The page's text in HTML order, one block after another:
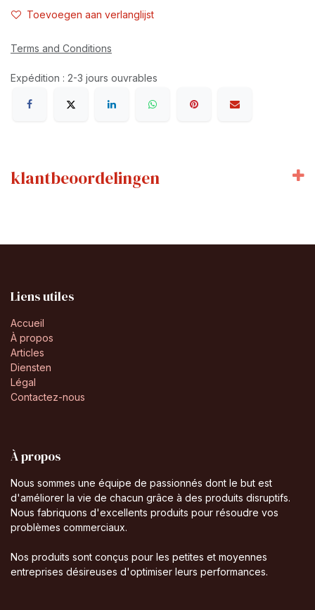
Toevoegen aan verlanglijst
Terms and Conditions
Expédition : 2-3 jours ouvrables
klantbeoordelingen
Liens utiles
Accueil
À propos
Articles
Diensten
Légal
Contactez-nous
À propos
Nous sommes une équipe de passionnés dont le but est
d'améliorer la vie de chacun grâce à des produits disruptifs.
Nous fabriquons d'excellents produits pour résoudre vos
problèmes commerciaux.
Nos produits sont conçus pour les petites et moyennes
entreprises désireuses d'optimiser leurs performances.